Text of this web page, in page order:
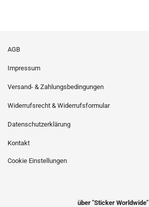
AGB
Impressum
Versand- & Zahlungsbedingungen
Widerrufsrecht & Widerrufsformular
Datenschutzerklärung
Kontakt
Cookie Einstellungen
über "Sticker Worldwide"